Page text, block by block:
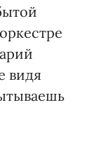
видя